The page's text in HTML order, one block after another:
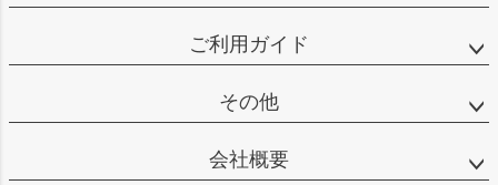
ご利用ガイド
その他
会社概要